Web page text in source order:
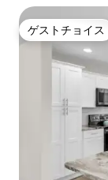
ゲストチョイス
ゲストチョイス